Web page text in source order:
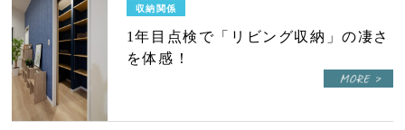
収納関係
1年目点検で「リビング収納」の凄さ
を体感！